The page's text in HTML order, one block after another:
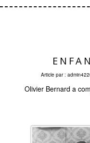
Article par :
Olivier Bernard a